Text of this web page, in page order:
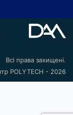
Всі права захищені.
POLYTECH - 2026